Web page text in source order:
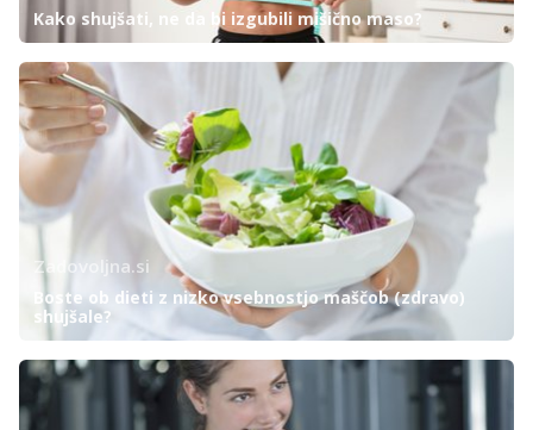
Kako shujšati, ne da bi izgubili mišično maso?
Zadovoljna.si
Boste ob dieti z nizko vsebnostjo maščob (zdravo)
shujšale?